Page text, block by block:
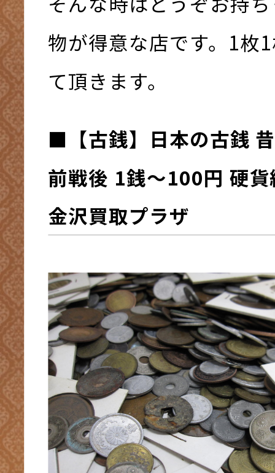
物が得意な店です。1枚
て頂きます。
■【古銭】日本の古銭
前戦後 1銭～100円 硬
金沢買取プラザ